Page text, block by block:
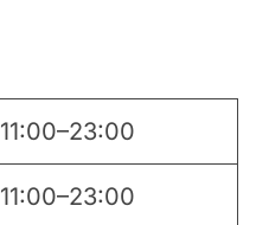
11:00–23:00
11:00–23:00